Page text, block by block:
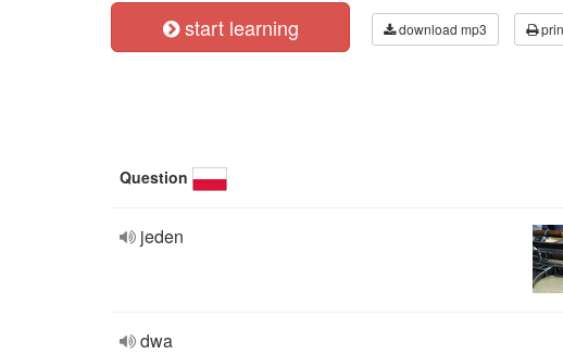
start learning download mp3
Question
jeden
dwa